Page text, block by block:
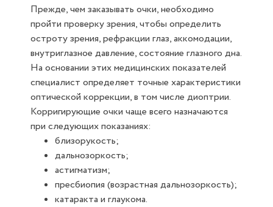
Прежде, чем заказывать очки, необходимо
пройти проверку зрения, чтобы определить
остроту зрения, рефракции глаз, аккомодации,
внутриглазное давление, состояние глазного дна.
На основании этих медицинских показателей
специалист определяет точные характеристики
оптической коррекции, в том числе диоптрии.
Корригирующие очки чаще всего назначаются
при следующих показаниях:
близорукость;
дальнозоркость;
астигматизм;
пресбиопия (возрастная дальнозоркость);
катаракта и глаукома.